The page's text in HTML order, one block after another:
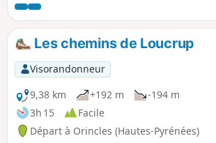
Les chemins de Loucrup
Visorandonneur
9,38 km
+192 m
-194 m
3h 15
Facile
Départ à Orincles (Hautes-Pyrénées)